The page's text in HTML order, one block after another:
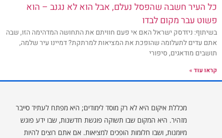
כל העיר חשבה שהפסל נעלם, אבל הוא לא נגנב – הוא
פשוט עבר מקום לבדו
בשיתוף: ניזדסק ישראל האם אי פעם חוויתם את התחושה המדהימה הזו, שבה
אתם עדים לתעלומה שהופכת את המציאות למרתקת? דמיינו עיר שלמה,
תושבים מודאגים, סיפורי
קראו עוד »
מכללת איקום היא לא רק מוסד לימודים; היא מפתח לעתיד סייבר
מזהיר. היא המקום שבו תשוקה פוגשת חדשנות, שבו ידע פוגש
מיומנות, ושבו חלומות הופכים למציאות. אם אתם רוצים להיות